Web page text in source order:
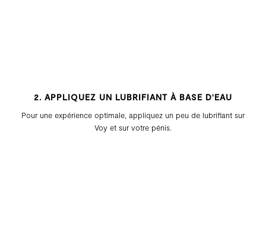
2. APPLIQUEZ UN LUBRIFIANT À BASE D'EAU
Pour une expérience optimale, appliquez un peu de lubrifiant sur
Voy et sur votre pénis.